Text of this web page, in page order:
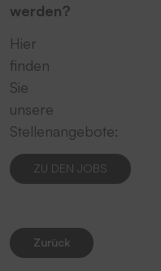
werden?
Hier
finden
Sie
unsere
Stellenangebote:
ZU DEN JOBS
Zurück